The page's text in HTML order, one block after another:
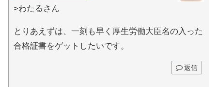
>わたるさん
とりあえずは、一刻も早く厚生労働大臣名の入った
合格証書をゲットしたいです。
返信